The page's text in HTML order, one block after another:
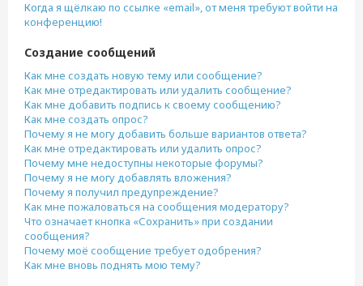
Когда я щёлкаю по ссылке «email», от меня требуют войти на
конференцию!
Создание сообщений
Как мне создать новую тему или сообщение?
Как мне отредактировать или удалить сообщение?
Как мне добавить подпись к своему сообщению?
Как мне создать опрос?
Почему я не могу добавить больше вариантов ответа?
Как мне отредактировать или удалить опрос?
Почему мне недоступны некоторые форумы?
Почему я не могу добавлять вложения?
Почему я получил предупреждение?
Как мне пожаловаться на сообщения модератору?
Что означает кнопка «Сохранить» при создании
сообщения?
Почему моё сообщение требует одобрения?
Как мне вновь поднять мою тему?